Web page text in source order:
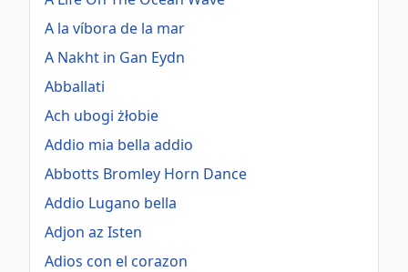
A la víbora de la mar
A Nakht in Gan Eydn
Abballati
Ach ubogi żłobie
Addio mia bella addio
Abbotts Bromley Horn Dance
Addio Lugano bella
Adjon az Isten
Adios con el corazon